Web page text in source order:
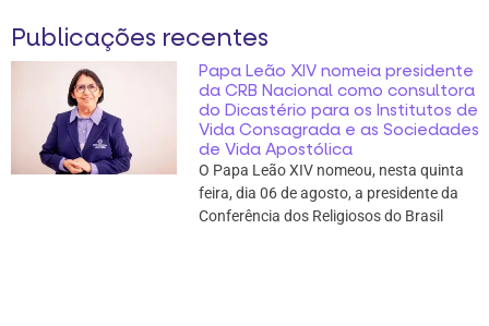
Publicações recentes
Papa Leão XIV nomeia presidente
da CRB Nacional como consultora
do Dicastério para os Institutos de
Vida Consagrada e as Sociedades
de Vida Apostólica
O Papa Leão XIV nomeou, nesta quinta
feira, dia 06 de agosto, a presidente da
Conferência dos Religiosos do Brasil